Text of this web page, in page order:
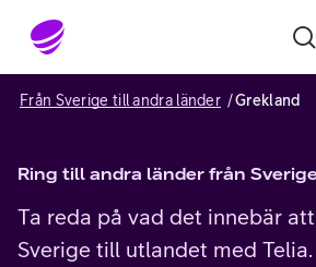
Gå till sidans innehåll
Från Sverige till andra länder Grekland
Ring till andra länder från
Ta reda på vad det innebär
Sverige till utlandet med